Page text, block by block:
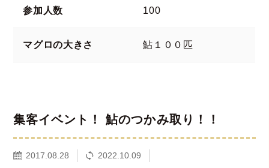
参加人数 100
マグロの大きさ 鮎１００匹
集客イベント！ 鮎のつかみ取り！！
2017.08.28 2022.10.09